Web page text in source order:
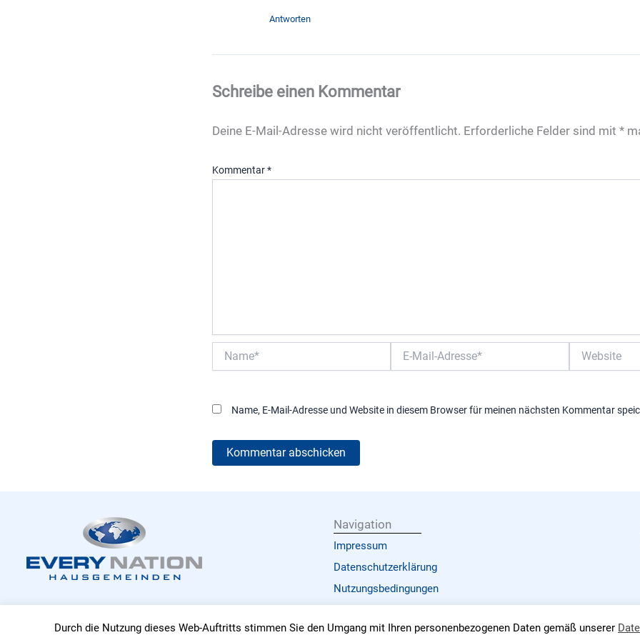
Antworten
Schreibe einen Kommentar
Deine E-Mail-Adresse wird nicht veröffentlicht. Erforderliche Felder sind mit *
Kommentar*
Mail-
Name, E-Mail-Adresse und Website in diesem Browser für meinen nächsten Kommentar
Navigation
Impressum
Datenschutzerklärung
Nutzungsbedingungen
Durch die Nutzung dieses Web-Auftritts stimmen Sie den Umgang mit Ihren personenbezogenen Daten gemäß unserer